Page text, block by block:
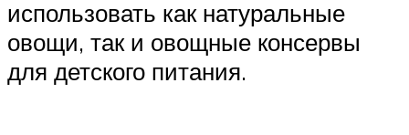
использовать как натуральные
овощи, так и овощные консервы
для детского питания.